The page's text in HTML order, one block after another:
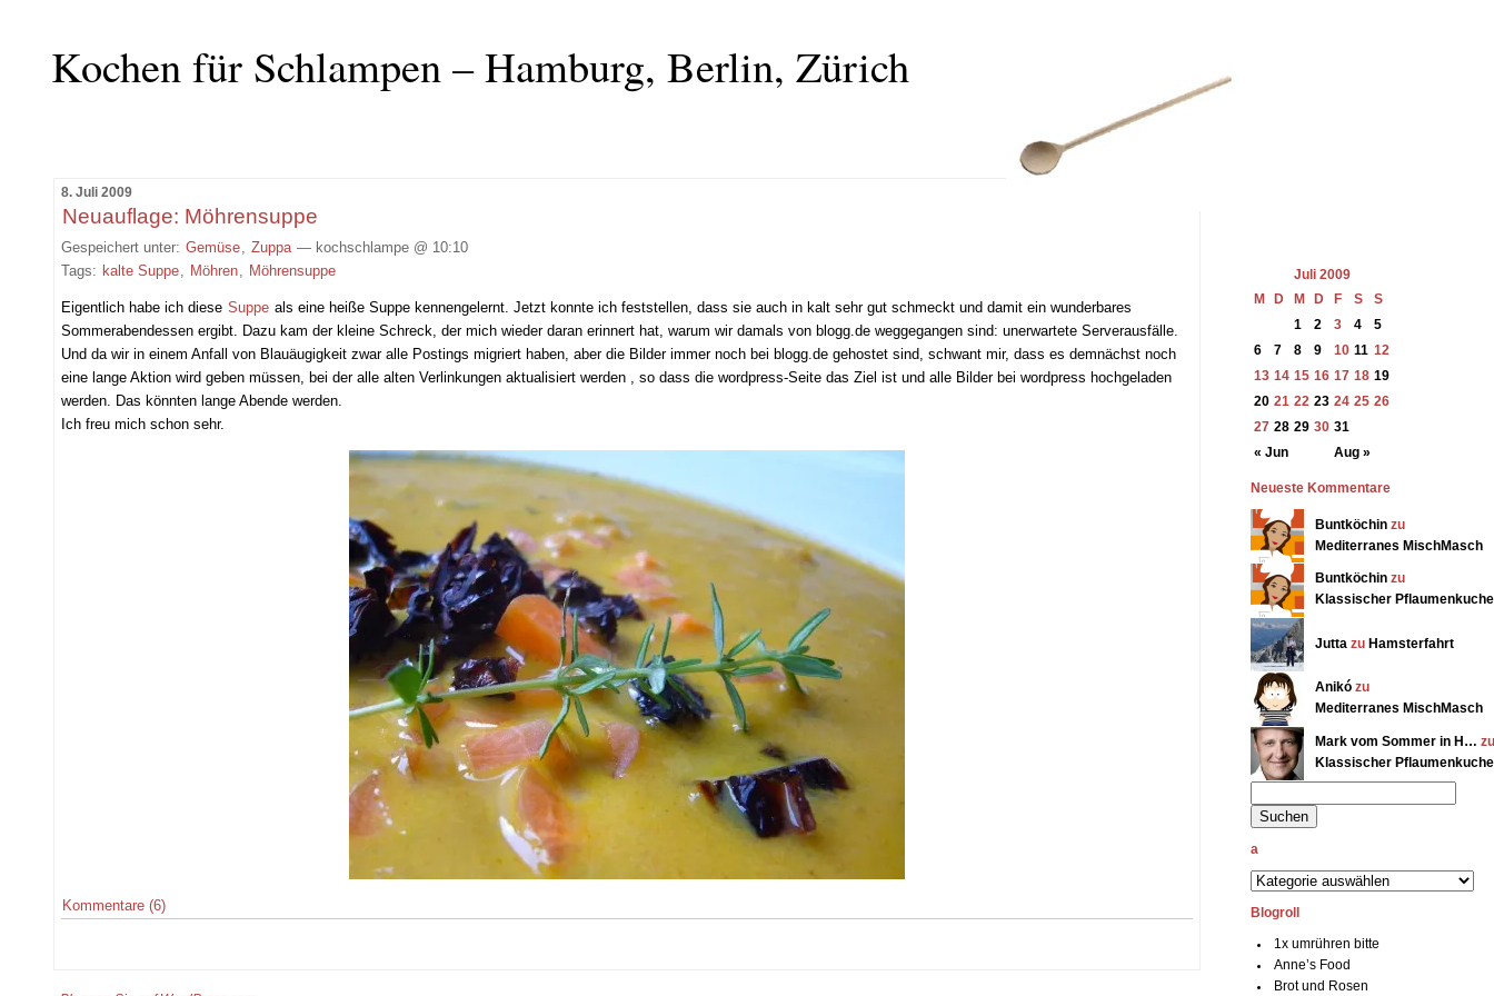
Kochen für Schlampen – Hamburg, Berlin, Zürich
8. Juli 2009
Neuauflage: Möhrensuppe
Gespeichert unter: Gemüse Zuppa — kochschlampe @ 10:10
Tags: kalte Suppe Möhren Möhrensuppe
Eigentlich habe ich diese Suppe als eine heiße Suppe kennengelernt. Jetzt konnte ich feststellen, dass sie auch in kalt sehr gut schmeckt und damit ein wunderbares
Sommerabendessen ergibt. Dazu kam der kleine Schreck, der mich wieder daran erinnert hat, warum wir damals von blogg.de weggegangen sind: unerwartete Serverausfälle.
Und da wir in einem Anfall von Blauäugigkeit zwar alle Postings migriert haben, aber die Bilder immer noch bei blogg.de gehostet sind, schwant mir, dass es demnächst noch
eine lange Aktion wird geben müssen, bei der alle alten Verlinkungen aktualisiert werden , so dass die wordpress-Seite das Ziel ist und alle Bilder bei wordpress hochgeladen
werden. Das könnten lange Abende werden.
Ich freu mich schon sehr.
Kommentare (6)
Juli 2009
M
D M D F S S
« Jun Aug »
1 2 3 4
5
6
7 8 9 10 11 12
13 14 15 16 17 18 19
20 21 22 23 24 25 26
27 28 29 30 31
Neueste Kommentare
Buntköchin zu
Mediterranes MischMasch
Buntköchin zu
Klassischer
Jutta zu Hamsterfahrt
Anikó zu
Mediterranes MischMasch
Mark vom Sommer in H…
Klassischer
a
Blogroll
1x umrühren bitte
Anne’s Food
Brot und Rosen